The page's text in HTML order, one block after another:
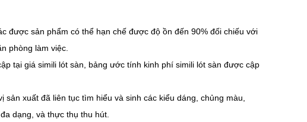
được sản phẩm có thể hạn chế được độ ồn đến 90% đối chiếu với
phòng làm việc.
tại giá simili lót sàn, bảng ước tính kinh phí simili lót sàn được cập
xuất đã liên tục tìm hiểu và sinh các kiểu dáng, chủng màu,
dạng, và thực thụ thu hút.